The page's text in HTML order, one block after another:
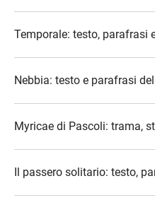
Temporale: testo, parafrasi
Nebbia: testo e parafrasi
Myricae di Pascoli: trama,
Il passero solitario: testo,